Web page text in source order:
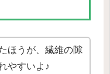
ほうが、繊維の隙
やすいよ♪